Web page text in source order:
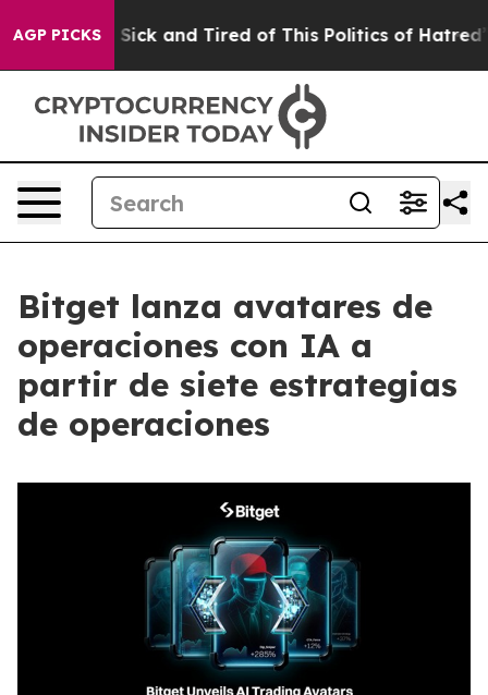
AGP PICKS
Are Sick and Tired of This Politics of Hatred” The
Bitget lanza avatares de
operaciones con IA a
partir de siete estrategias
de operaciones